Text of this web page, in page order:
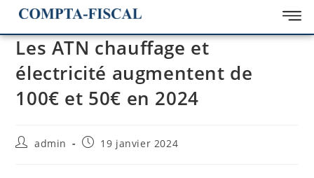
Les ATN chauffage et
électricité augmentent de
100€ et 50€ en 2024
admin 19 janvier 2024